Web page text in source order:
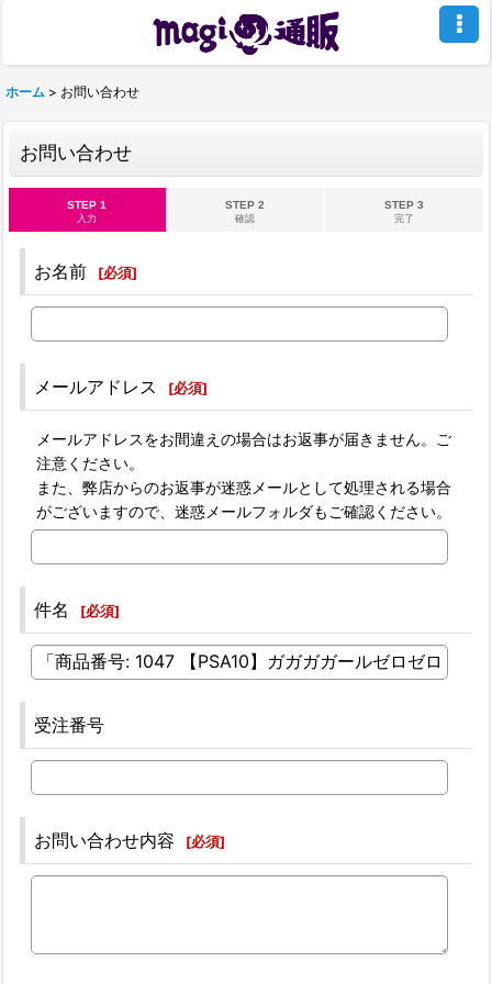
ホーム > お問い合わせ
お問い合わせ
STEP 1
入力
STEP 2
確認
STEP 3
完了
お名前 [必須]
メールアドレス [必須]
メールアドレスをお間違えの場合はお返事が届きません。ご
注意ください。
また、弊店からのお返事が迷惑メールとして処理される場合
がございますので、迷惑メールフォルダもご確認ください。
件名 [必須]
受注番号
お問い合わせ内容 [必須]